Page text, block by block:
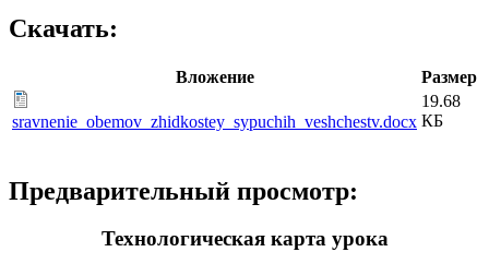
Скачать:
Вложение Размер
sravnenie_obemov_zhidkostey_sypuchih_veshchestv.docx
19.68
КБ
Предварительный просмотр:
Технологическая карта урока